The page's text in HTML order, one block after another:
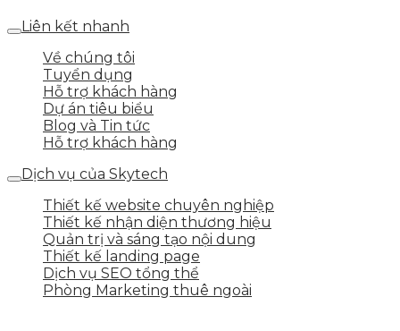
Liên kết nhanh
Về chúng tôi
Tuyển dụng
Hỗ trợ khách hàng
Dự án tiêu biểu
Blog và Tin tức
Hỗ trợ khách hàng
Dịch vụ của Skytech
Thiết kế website chuyên nghiệp
Thiết kế nhận diện thương hiệu
Quản trị và sáng tạo nội dung
Thiết kế landing page
Dịch vụ SEO tổng thể
Phòng Marketing thuê ngoài